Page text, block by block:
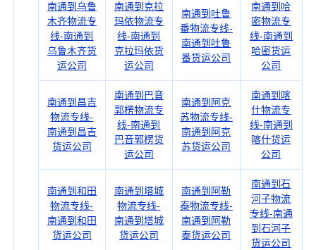
南通到乌鲁
木齐物流专
线-南通到
乌鲁木齐货
运公司
南通到克拉
玛依物流专
线-南通到
克拉玛依货
运公司
南通到吐鲁
番物流专线-
南通到吐鲁
番货运公司
南通到哈
密物流专
线-南通到
哈密货运
公司
南通到昌吉
物流专线-
南通到昌吉
货运公司
南通到巴音
郭楞物流专
线-南通到
巴音郭楞货
运公司
南通到阿克
苏物流专线-
南通到阿克
苏货运公司
南通到喀
什物流专
线-南通到
喀什货运
公司
南通到和田
物流专线-
南通到和田
货运公司
南通到塔城
物流专线-
南通到塔城
货运公司
南通到阿勒
泰物流专线-
南通到阿勒
泰货运公司
南通到石
河子物流
专线-南通
到石河子
货运公司